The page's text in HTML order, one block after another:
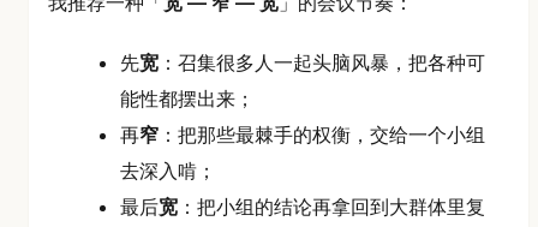
先宽 ：召集很多人一起头脑风暴，把各种可
能性都摆出来；
再窄 ：把那些最棘手的权衡，交给一个小组
去深入啃；
最后宽 ：把小组的结论再拿回到大群体里复